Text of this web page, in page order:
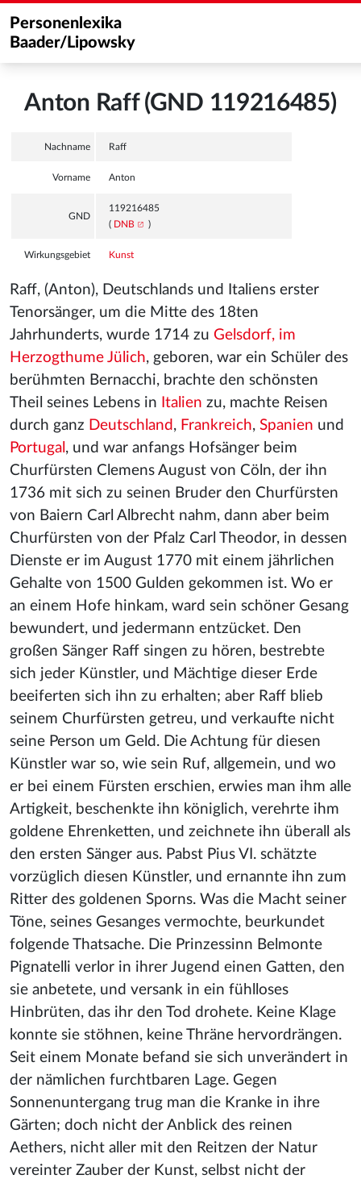
Personenlexika
Baader/Lipowsky
Anton Raff (GND 119216485)
Nachname Raff
Vorname Anton
GND
119216485
( DNB )
Wirkungsgebiet Kunst
Raff, (Anton), Deutschlands und Italiens erster
Tenorsänger, um die Mitte des 18ten
Jahrhunderts, wurde 1714 zu Gelsdorf, im
Herzogthume Jülich, geboren, war ein Schüler des
berühmten Bernacchi, brachte den schönsten
Theil seines Lebens in Italien zu, machte Reisen
durch ganz Deutschland , Frankreich, Spanien und
Portugal , und war anfangs Hofsänger beim
Churfürsten Clemens August von Cöln, der ihn
1736 mit sich zu seinen Bruder den Churfürsten
von Baiern Carl Albrecht nahm, dann aber beim
Churfürsten von der Pfalz Carl Theodor, in dessen
Dienste er im August 1770 mit einem jährlichen
Gehalte von 1500 Gulden gekommen ist. Wo er
an einem Hofe hinkam, ward sein schöner Gesang
bewundert, und jedermann entzücket. Den
großen Sänger Raff singen zu hören, bestrebte
sich jeder Künstler, und Mächtige dieser Erde
beeiferten sich ihn zu erhalten; aber Raff blieb
seinem Churfürsten getreu, und verkaufte nicht
seine Person um Geld. Die Achtung für diesen
Künstler war so, wie sein Ruf, allgemein, und wo
er bei einem Fürsten erschien, erwies man ihm alle
Artigkeit, beschenkte ihn königlich, verehrte ihm
goldene Ehrenketten, und zeichnete ihn überall als
den ersten Sänger aus. Pabst Pius VI. schätzte
vorzüglich diesen Künstler, und ernannte ihn zum
Ritter des goldenen Sporns. Was die Macht seiner
Töne, seines Gesanges vermochte, beurkundet
folgende Thatsache. Die Prinzessinn Belmonte
Pignatelli verlor in ihrer Jugend einen Gatten, den
sie anbetete, und versank in ein fühlloses
Hinbrüten, das ihr den Tod drohete. Keine Klage
konnte sie stöhnen, keine Thräne hervordrängen.
Seit einem Monate befand sie sich unverändert in
der nämlichen furchtbaren Lage. Gegen
Sonnenuntergang trug man die Kranke in ihre
Gärten; doch nicht der Anblick des reinen
Aethers, nicht aller mit den Reitzen der Natur
vereinter Zauber der Kunst, selbst nicht der